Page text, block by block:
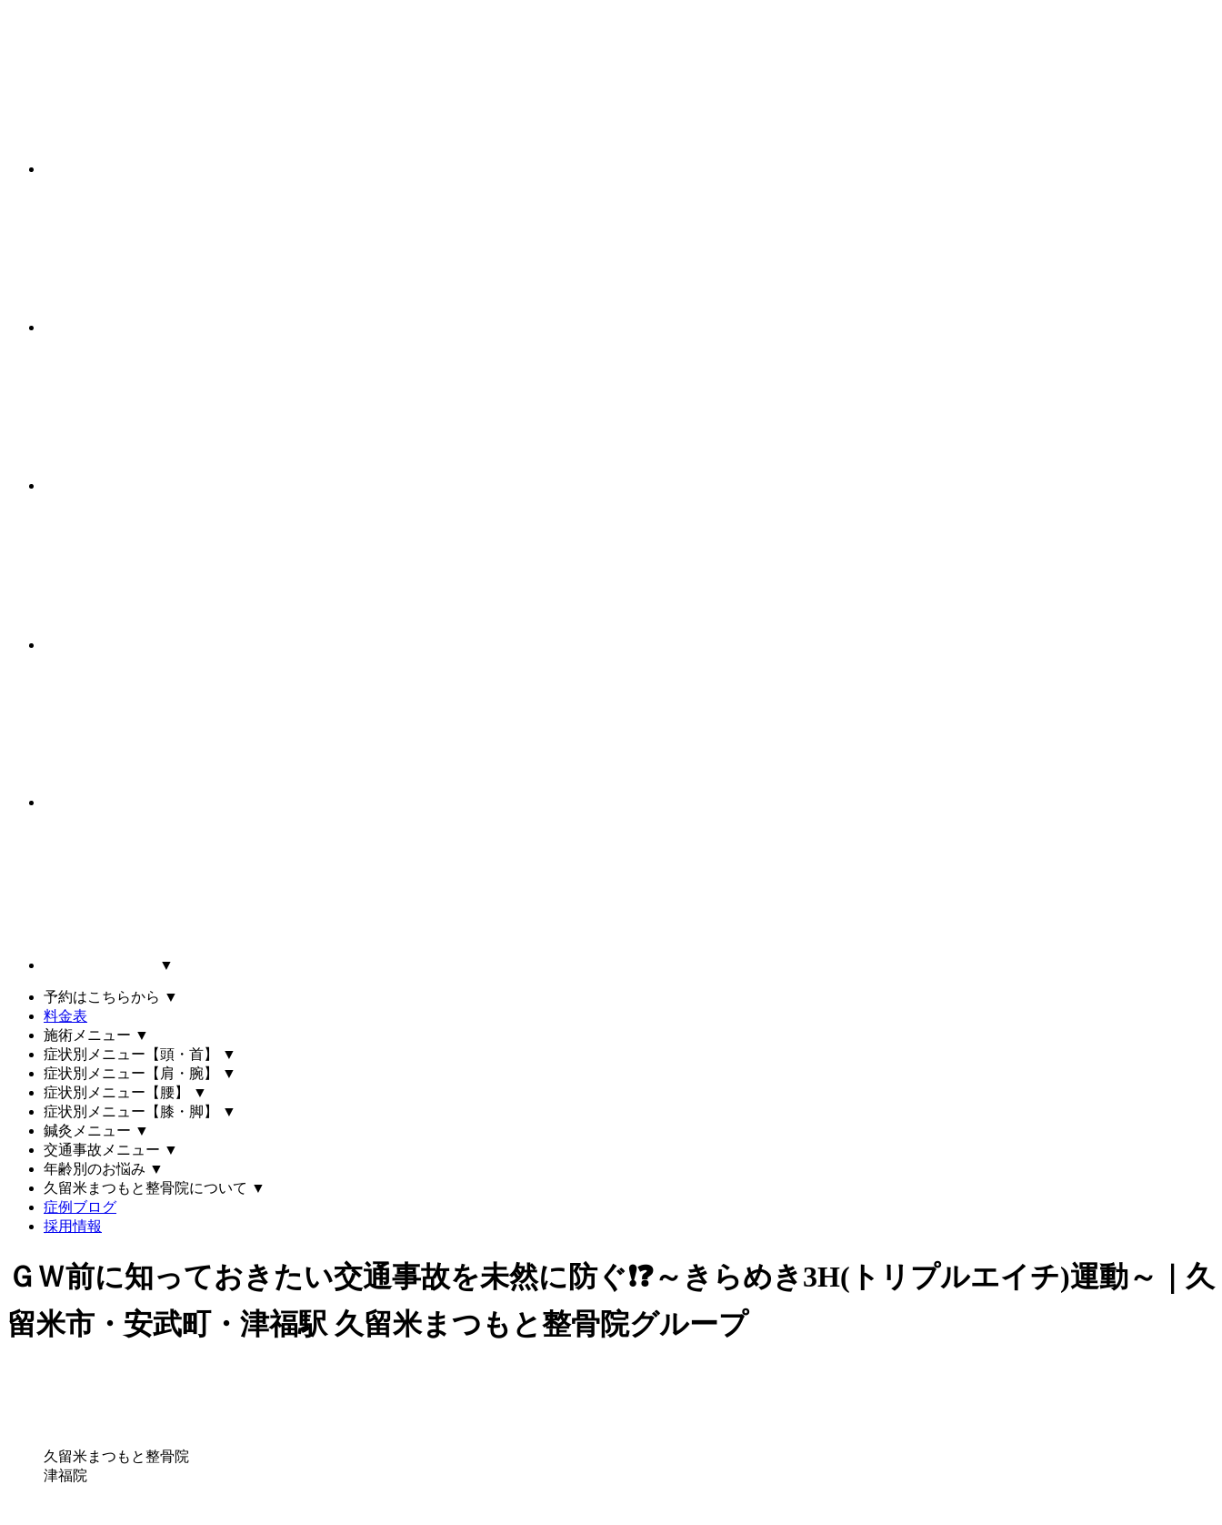
▼
予約はこちらから ▼
料金表
施術メニュー ▼
症状別メニュー【頭・首】
▼
症状別メニュー【肩・腕】
▼
症状別メニュー【腰】
▼
症状別メニュー【膝・脚】
▼
鍼灸メニュー ▼
交通事故メニュー ▼
年齢別のお悩み ▼
久留米まつもと整骨院について ▼
症例ブログ
採用情報
ＧＷ前に知っておきたい交通事故を未然に防ぐ❗❓～きらめき3H(トリプルエイチ)運動～｜久
留米市・安武町・津福駅 久留米まつもと整骨院グループ
久留米まつもと整骨院
津福院